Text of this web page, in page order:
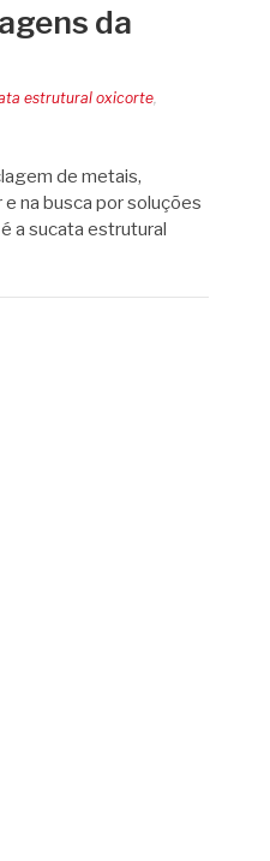
da
estrutural oxicorte,
de metais,
na busca por soluções
a sucata estrutural